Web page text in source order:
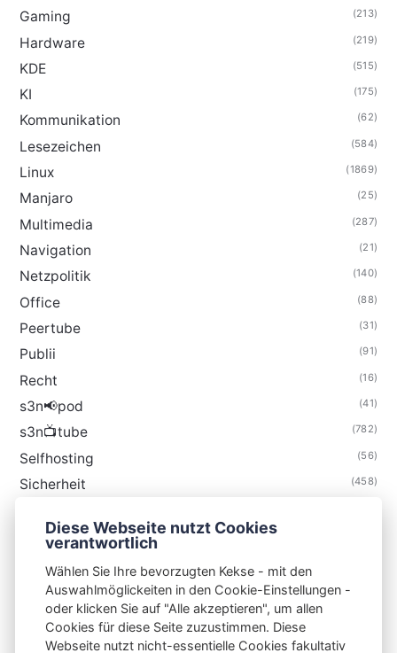
Gaming (213)
Hardware (219)
KDE (515)
KI (175)
Kommunikation (62)
Lesezeichen (584)
Linux (1869)
Manjaro (25)
Multimedia (287)
Navigation (21)
Netzpolitik (140)
Office (88)
Peertube (31)
Publii (91)
Recht (16)
s3n📢pod (41)
s3n📺tube (782)
Selfhosting (56)
Sicherheit (458)
Thunderbird
S3N🧩NET
Diese Webseite nutzt Cookies
verantwortlich
Wählen Sie Ihre bevorzugten Kekse - mit den
Auswahlmöglickeiten in den Cookie-Einstellungen -
oder klicken Sie auf "Alle akzeptieren", um allen
Cookies für diese Seite zuzustimmen. Diese
Webseite nutzt nicht-essentielle Cookies fakultativ